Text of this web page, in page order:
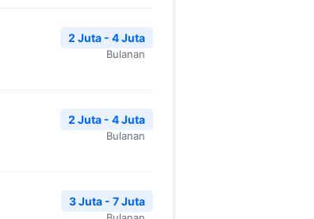
2 Juta - 4 Juta
Bulanan
2 Juta - 4 Juta
Bulanan
3 Juta - 7 Juta